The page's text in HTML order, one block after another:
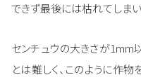
できず最後には枯れてしまい
センチュウの大きさが1mm
とは難しく、このように作物